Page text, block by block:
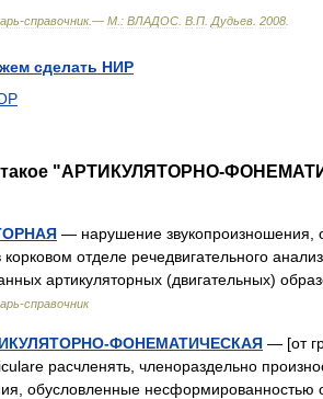
-справочник.— М : ВЛАДОС В П Дудьев 2008
сделать НИР
такое "АРТИКУЛЯТОРНО-
— нарушение звукопроизношения,
отделе речедвигательного
артикуляторных (двигательных)
справочник
ФОНЕМАТИЧЕСКАЯ — [от
расчленять, членораздельно
обусловленные